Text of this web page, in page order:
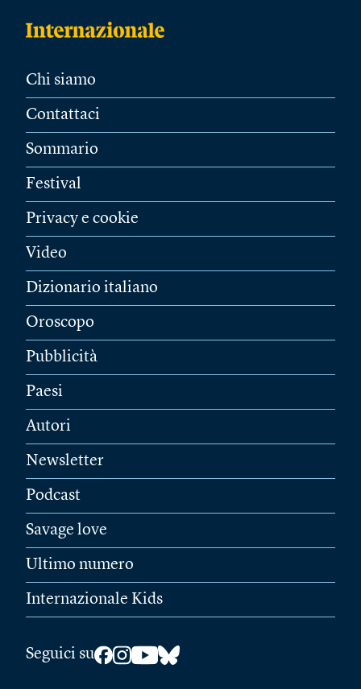
Chi siamo
Contattaci
Sommario
Festival
Privacy e cookie
Video
Dizionario italiano
Oroscopo
Pubblicità
Paesi
Autori
Newsletter
Podcast
Savage love
Ultimo numero
Internazionale Kids
Seguici su